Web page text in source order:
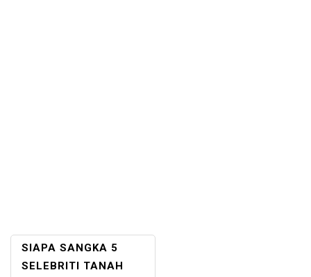
POST
NAVIGATION
SIAPA SANGKA 5
SELEBRITI TANAH